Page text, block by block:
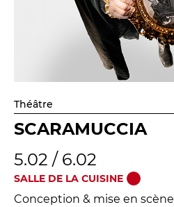
Théâtre
SCARAMUCCIA
5.02 / 6.02
SALLE DE LA CUISINE
Conception & mise en scène